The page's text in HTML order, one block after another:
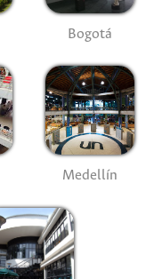
Bogotá
Medellín